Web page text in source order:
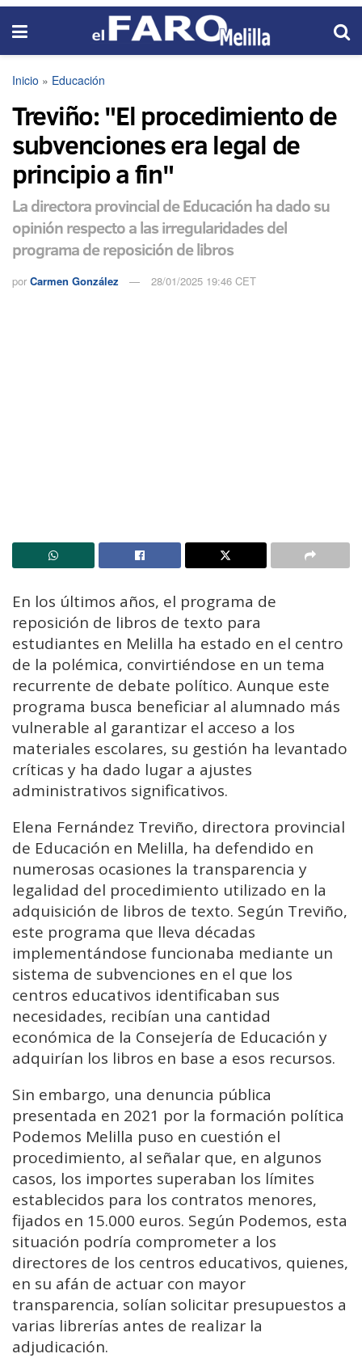
Inicio » Educación
Treviño: "El procedimiento de
subvenciones era legal de
principio a fin"
La directora provincial de Educación ha dado su
opinión respecto a las irregularidades del
programa de reposición de libros
por Carmen González 28/01/2025 19:46 CET
​​En los últimos años, el programa de
reposición de libros de texto para
estudiantes en Melilla ha estado en el centro
de la polémica, convirtiéndose en un tema
recurrente de debate político. Aunque este
programa busca beneficiar al alumnado más
vulnerable al garantizar el acceso a los
materiales escolares, su gestión ha levantado
críticas y ha dado lugar a ajustes
administrativos significativos.
Elena Fernández Treviño, directora provincial
de Educación en Melilla, ha defendido en
numerosas ocasiones la transparencia y
legalidad del procedimiento utilizado en la
adquisición de libros de texto. Según Treviño,
este programa que lleva décadas
implementándose funcionaba mediante un
sistema de subvenciones en el que los
centros educativos identificaban sus
necesidades, recibían una cantidad
económica de la Consejería de Educación y
adquirían los libros en base a esos recursos.
Sin embargo, una denuncia pública
presentada en 2021 por la formación política
Podemos Melilla puso en cuestión el
procedimiento, al señalar que, en algunos
casos, los importes superaban los límites
establecidos para los contratos menores,
fijados en 15.000 euros. Según Podemos, esta
situación podría comprometer a los
directores de los centros educativos, quienes,
en su afán de actuar con mayor
transparencia, solían solicitar presupuestos a
varias librerías antes de realizar la
adjudicación.